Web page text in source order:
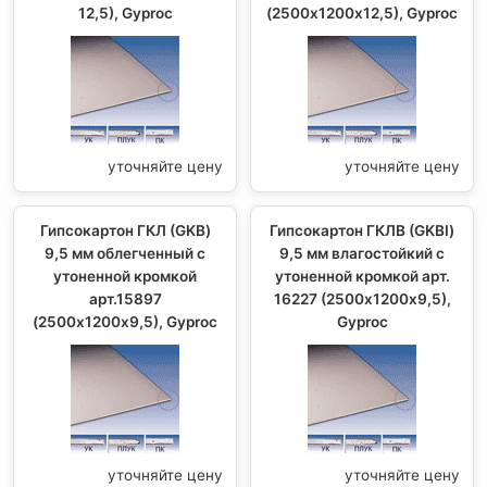
12,5), Gyproc
уточняйте цену
(2500х1200х12,5), Gyproc
уточняйте цену
Гипсокартон ГКЛ (GKB)
9,5 мм облегченный с
утоненной кромкой
арт.15897
(2500х1200х9,5), Gyproc
уточняйте цену
Гипсокартон ГКЛВ (GKBI)
9,5 мм влагостойкий с
утоненной кромкой арт.
16227 (2500х1200х9,5),
Gyproc
уточняйте цену